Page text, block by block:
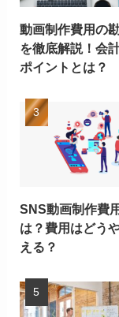
動画制作費用の
を徹底解説！会
ポイントとは？
SNS動画制作費
は？費用はどう
える？